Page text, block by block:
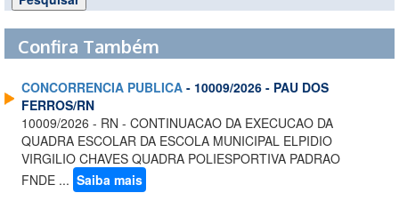
Confira Também
CONCORRENCIA PUBLICA - 10009/2026 - PAU DOS
FERROS/RN
10009/2026 - RN - CONTINUACAO DA EXECUCAO DA
QUADRA ESCOLAR DA ESCOLA MUNICIPAL ELPIDIO
VIRGILIO CHAVES QUADRA POLIESPORTIVA PADRAO
FNDE ... Saiba mais